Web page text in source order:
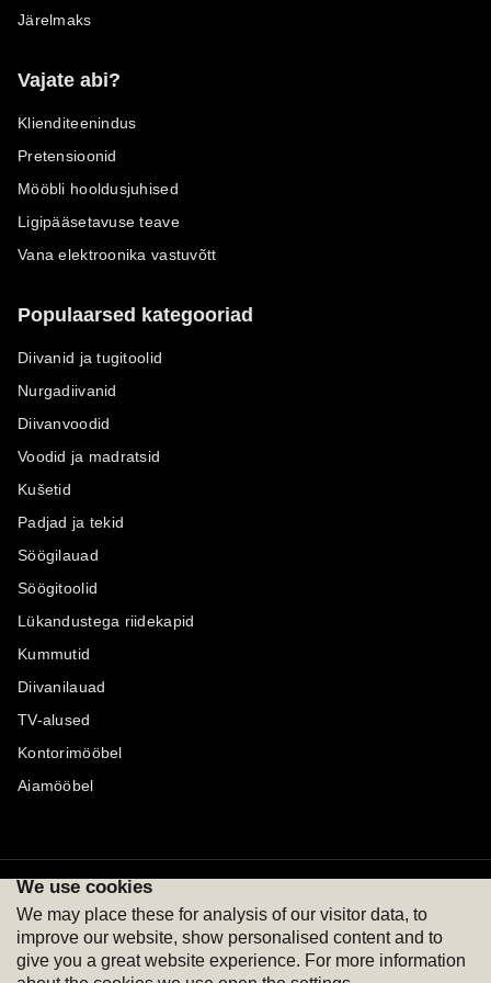
Järelmaks
Vajate abi?
Klienditeenindus
Pretensioonid
Mööbli hooldusjuhised
Ligipääsetavuse teave
Vana elektroonika vastuvõtt
Populaarsed kategooriad
Diivanid ja tugitoolid
Nurgadiivanid
Diivanvoodid
Voodid ja madratsid
Kušetid
Padjad ja tekid
Söögilauad
Söögitoolid
Lükandustega riidekapid
Kummutid
Diivanilauad
TV-alused
Kontorimööbel
Aiamööbel
Maksevõimalused
We use cookies
We may place these for analysis of our visitor data, to
improve our website, show personalised content and to
give you a great website experience. For more information